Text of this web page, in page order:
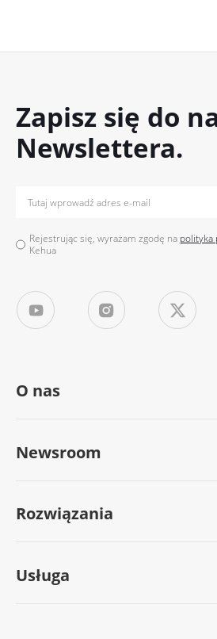
Zapisz się do
Newslettera.
Rejestrując się, wyrażam zgodę na polityka
Kehua
O nas
Newsroom
Rozwiązania
Usługa